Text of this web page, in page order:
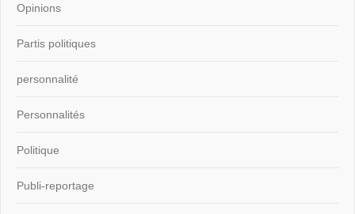
Opinions
Partis politiques
personnalité
Personnalités
Politique
Publi-reportage